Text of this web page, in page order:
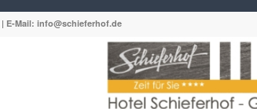
| E-Mail:info@schieferhof.de